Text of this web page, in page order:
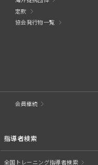
定款
協会発行物一覧
会員継続
指導者検索
全国トレーニング指導者検索